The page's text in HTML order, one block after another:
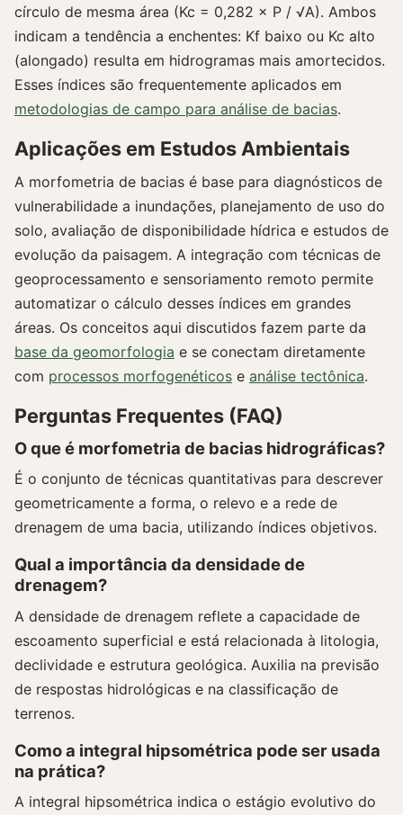
círculo de mesma área (Kc = 0,282 × P / √A). Ambos
indicam a tendência a enchentes: Kf baixo ou Kc alto
(alongado) resulta em hidrogramas mais amortecidos.
Esses índices são frequentemente aplicados em
metodologias de campo para análise de bacias.
Aplicações em Estudos Ambientais
A morfometria de bacias é base para diagnósticos de
vulnerabilidade a inundações, planejamento de uso do
solo, avaliação de disponibilidade hídrica e estudos de
evolução da paisagem. A integração com técnicas de
geoprocessamento e sensoriamento remoto permite
automatizar o cálculo desses índices em grandes
áreas. Os conceitos aqui discutidos fazem parte da
base da geomorfologia e se conectam diretamente
com processos morfogenéticos e análise tectônica.
Perguntas Frequentes (FAQ)
O que é morfometria de bacias hidrográficas?
É o conjunto de técnicas quantitativas para descrever
geometricamente a forma, o relevo e a rede de
drenagem de uma bacia, utilizando índices objetivos.
Qual a importância da densidade de
drenagem?
A densidade de drenagem reflete a capacidade de
escoamento superficial e está relacionada à litologia,
declividade e estrutura geológica. Auxilia na previsão
de respostas hidrológicas e na classificação de
terrenos.
Como a integral hipsométrica pode ser usada
na prática?
A integral hipsométrica indica o estágio evolutivo do